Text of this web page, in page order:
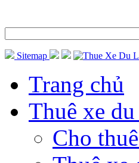
Sitemap
Trang chủ
Thuê xe
Cho